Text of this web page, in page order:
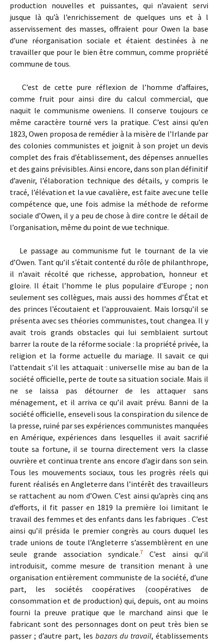
production nouvelles et puissantes, qui n’avaient servi
jusque là qu’à l’enrichissement de quelques uns et à l
asservissement des masses, offraient pour Owen la base
d’une réorganisation sociale et étaient destinées à ne
travailler que pour le bien être commun, comme propriété
commune de tous.
C’est de cette pure réflexion de l’homme d’affaires,
comme fruit pour ainsi dire du calcul commercial, que
naquit le communisme oweniens. Il conserve toujours ce
même caractère tourné vers la pratique. C’est ainsi qu’en
1823, Owen proposa de remédier à la misère de l’Irlande par
des colonies communistes et joignit à son projet un devis
complet des frais d’établissement, des dépenses annuelles
et des gains prévisibles. Ainsi encore, dans son plan définitif
d’avenir, l’élaboration technique des détails, y compris le
tracé, l’élévation et la vue cavalière, est faite avec une telle
compétence que, une fois admise la méthode de reforme
sociale d’Owen, il y a peu de chose à dire contre le détail de
l’organisation, même du point de vue technique.
Le passage au communisme fut le tournant de la vie
d’Owen. Tant qu’il s’était contenté du rôle de philanthrope,
il n’avait récolté que richesse, approbation, honneur et
gloire. Il était l’homme le plus populaire d’Europe ; non
seulement ses collègues, mais aussi des hommes d’État et
des princes l’écoutaient et l’approuvaient. Mais lorsqu’il se
présenta avec ses théories communistes, tout changea. Il y
avait trois grands obstacles qui lui semblaient surtout
barrer la route de la réforme sociale : la propriété privée, la
religion et la forme actuelle du mariage. Il savait ce qui
l’attendait s’il les attaquait : universelle mise au ban de la
société officielle, perte de toute sa situation sociale. Mais il
ne se laissa pas détourner de les attaquer sans
ménagement, et il arriva ce qu’il avait prévu. Banni de la
société officielle, enseveli sous la conspiration du silence de
la presse, ruiné par ses expériences communistes manquées
en Amérique, expériences dans lesquelles il avait sacrifié
toute sa fortune, il se tourna directement vers la classe
ouvrière et continua trente ans encore d’agir dans son sein.
Tous les mouvements sociaux, tous les progrès réels qui
furent réalisés en Angleterre dans l’intérêt des travailleurs
se rattachent au nom d’Owen. C’est ainsi qu’après cinq ans
d’efforts, il fit passer en 1819 la première loi limitant le
travail des femmes et des enfants dans les fabriques . C’est
ainsi qu’il présida le premier congrès au cours duquel les
trade unions de toute l’Angleterre s’assemblèrent en une
seule grande association syndicale.7
C’est ainsi qu’il
introduisit, comme mesure de transition menant à une
organisation entièrement communiste de la société, d’une
part, les sociétés coopératives (coopératives de
consommation et de production) qui, depuis, ont au moins
fourni la preuve pratique que le marchand ainsi que le
fabricant sont des personnages dont on peut très bien se
passer ; d’autre part, les bazars du travail, établissements